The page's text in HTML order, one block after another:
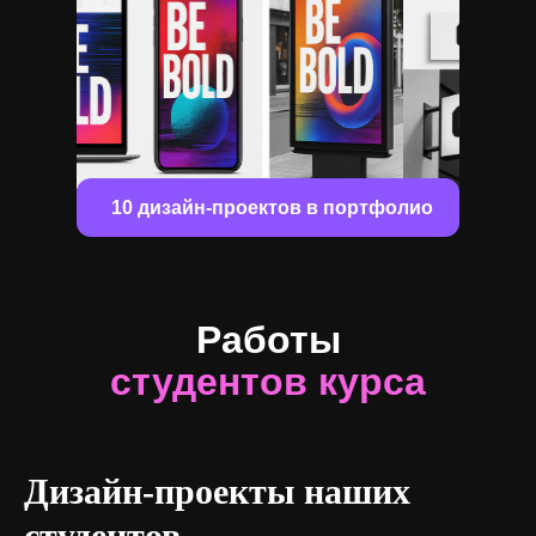
10 дизайн-проектов в портфолио
Работы
студентов курса
Дизайн-проекты наших